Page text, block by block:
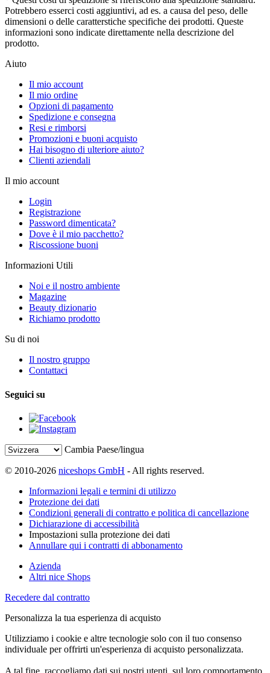
Potrebbero esserci costi aggiuntivi, ad es. a causa del peso, delle
dimensioni o delle caratterstiche specifiche dei prodotti. Queste
informazioni sono indicate direttamente nella descrizione del
prodotto.
Aiuto
Il mio account
Il mio ordine
Opzioni di pagamento
Spedizione e consegna
Resi e rimborsi
Promozioni e buoni acquisto
Hai bisogno di ulteriore aiuto?
Clienti aziendali
Il mio account
Login
Registrazione
Password dimenticata?
Dove è il mio pacchetto?
Riscossione buoni
Informazioni Utili
Noi e il nostro ambiente
Magazine
Beauty dizionario
Richiamo prodotto
Su di noi
Il nostro gruppo
Contattaci
Seguici su
Cambia Paese/lingua
© 2010-2026 niceshops GmbH - All rights reserved.
Informazioni legali e termini di utilizzo
Protezione dei dati
Condizioni generali di contratto e politica di cancellazione
Dichiarazione di accessibilità
Impostazioni sulla protezione dei dati
Annullare qui i contratti di abbonamento
Azienda
Altri nice Shops
Recedere dal contratto
Personalizza la tua esperienza di acquisto
Utilizziamo i cookie e altre tecnologie solo con il tuo consenso
individuale per offrirti un'esperienza di acquisto personalizzata.
A tal fine, raccogliamo dati sui nostri utenti, sul loro comportamento